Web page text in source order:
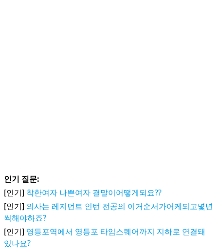
인기 질문:
[인기] 착한여자 나쁜여자 결말이어떻게되요??
[인기] 의사는 레지던트 인턴 전공의 이거순서가어케되고몇년
씩해야하죠?
[인기] 영등포역에서 영등포 타임스퀘어까지 지하로 연결돼
있나요?